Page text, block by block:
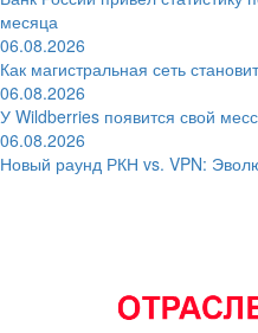
месяца
06.08.2026
Как магистральная сеть
06.08.2026
У Wildberries появится свой
06.08.2026
Новый раунд РКН vs. VPN: